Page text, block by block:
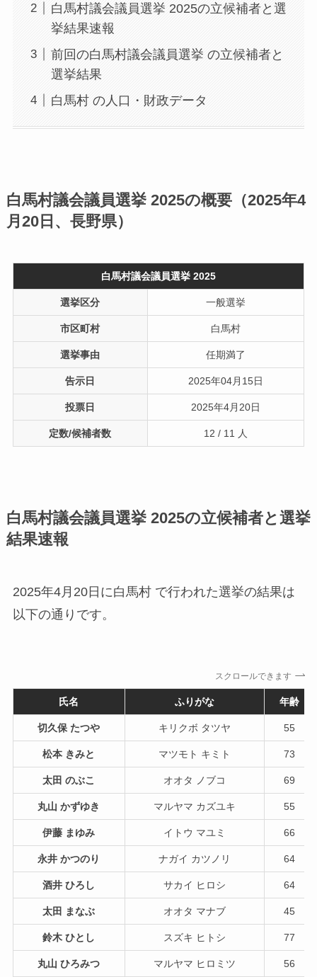
白馬村議会議員選挙 2025の立候補者と選
挙結果速報
前回の白馬村議会議員選挙 の立候補者と
選挙結果
白馬村 の人口・財政データ
白馬村議会議員選挙 2025の概要（2025年4
月20日、長野県）
白馬村議会議員選挙 2025
選挙区分 一般選挙
市区町村 白馬村
選挙事由 任期満了
告示日 2025年04月15日
投票日 2025年4月20日
定数/候補者数 12 / 11 人
白馬村議会議員選挙 2025の立候補者と選挙
結果速報
2025年4月20日に白馬村 で行われた選挙の結果は
以下の通りです。
スクロールできます
氏名 ふりがな 年齢
切久保 たつや キリクボ タツヤ 55
松本 きみと マツモト キミト 73
太田 のぶこ オオタ ノブコ 69
丸山 かずゆき マルヤマ カズユキ 55
伊藤 まゆみ イトウ マユミ 66
永井 かつのり ナガイ カツノリ 64
酒井 ひろし サカイ ヒロシ 64
太田 まなぶ オオタ マナブ 45
鈴木 ひとし スズキ ヒトシ 77
丸山 ひろみつ マルヤマ ヒロミツ 56